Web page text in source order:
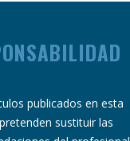
publicados en esta
sustituir las